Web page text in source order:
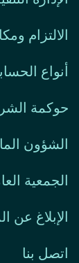
الالتزام
أنواع
حوكمة
الشؤون
الجمعية
الإبلاغ عن
اتصل بنا